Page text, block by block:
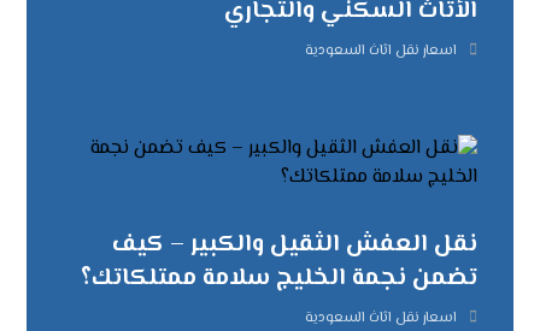
الأثاث السكني والتجاري
اسعار نقل اثاث السعودية
نقل العفش الثقيل والكبير – كيف
تضمن نجمة الخليج سلامة ممتلكاتك؟
اسعار نقل اثاث السعودية